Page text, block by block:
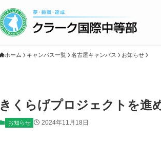
ホーム キャンパス一覧 名古屋キャンパス お知らせ
きくらげプロジェクトを進
お知らせ 2024年11月18日